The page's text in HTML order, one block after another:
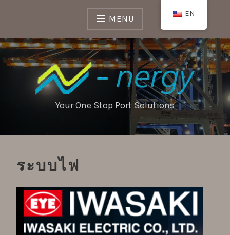
MENU
Your One Stop Port Solutions
ระบบไฟ
EN